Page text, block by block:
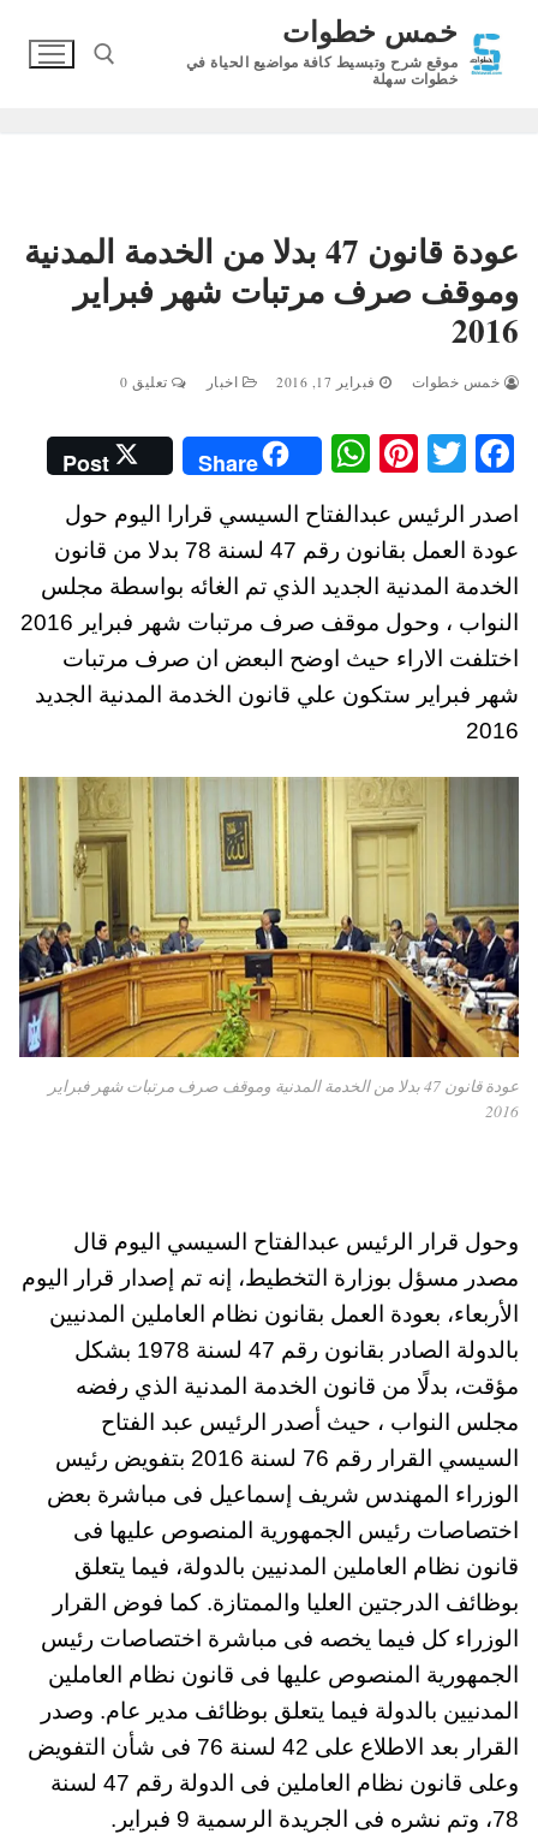
المحتوى
خمس خطوات
موقع شرح وتبسيط كافة مواضيع الحياة في
خطوات سهلة
عودة قانون 47 بدلا من الخدمة المدنية
وموقف صرف مرتبات شهر فبراير
2016
خمس خطوات فبراير 17, 2016 اخبار تعليق 0
Fa
ce
bo
ok
T
tte
r
Pi
nt
er
es
t
W
ha
ts
A
pp
Share
Post
اصدر الرئيس عبدالفتاح السيسي قرارا اليوم حول
عودة العمل بقانون رقم 47 لسنة 78 بدلا من قانون
الخدمة المدنية الجديد الذي تم الغائه بواسطة مجلس
النواب ، وحول موقف صرف مرتبات شهر فبراير 2016
اختلفت الاراء حيث اوضح البعض ان صرف مرتبات
شهر فبراير ستكون علي قانون الخدمة المدنية الجديد
2016
عودة قانون 47 بدلا من الخدمة المدنية وموقف صرف مرتبات شهر فبراير
2016
وحول قرار الرئيس عبدالفتاح السيسي اليوم قال
مصدر مسؤل بوزارة التخطيط، إنه تم إصدار قرار اليوم
الأربعاء، بعودة العمل بقانون نظام العاملين المدنيين
بالدولة الصادر بقانون رقم 47 لسنة 1978 بشكل
مؤقت، بدلًا من قانون الخدمة المدنية الذي رفضه
مجلس النواب ، حيث أصدر الرئيس عبد الفتاح
السيسي القرار رقم 76 لسنة 2016 بتفويض رئيس
الوزراء المهندس شريف إسماعيل فى مباشرة بعض
اختصاصات رئيس الجمهورية المنصوص عليها فى
قانون نظام العاملين المدنيين بالدولة، فيما يتعلق
بوظائف الدرجتين العليا والممتازة. كما فوض القرار
الوزراء كل فيما يخصه فى مباشرة اختصاصات رئيس
الجمهورية المنصوص عليها فى قانون نظام العاملين
المدنيين بالدولة فيما يتعلق بوظائف مدير عام. وصدر
القرار بعد الاطلاع على 42 لسنة 76 فى شأن التفويض
وعلى قانون نظام العاملين فى الدولة رقم 47 لسنة
78، وتم نشره فى الجريدة الرسمية 9 فبراير.